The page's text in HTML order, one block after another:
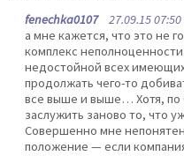
fenechka010727.09.15 07:50
а мне кажется, что это не
комплекс
недостойной всех
продолжать чего-то
все выше и выше… Хотя, по
заслужить заново то, что
Совершенно мне
положение — если